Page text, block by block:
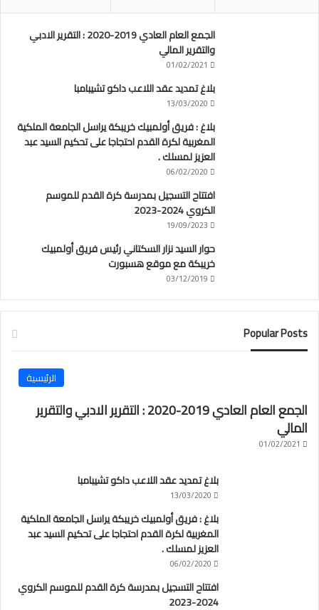
الجمع العام العادي 2019-2020 : التقرير الادبي
والتقرير المالي
01/02/2021
بلاغ تمديد عقد اللاعب داكو تشيبامبا
13/03/2020
بلاغ : فريق أولمبيك خريبكة يراسل الجامعة الملكية
المغربية لكرة القدم احتجاجا على تحكيم السيد عبد
العزيز لمسلك .
06/02/2020
افتتاح التسجيل بمدرسة كرة القدم للموسم
الكروي 2024-2023
19/09/2023
حوار السيد نزار السكتاني رئيس فريق أولمبيك
خريبكة مع موقع هسبورت
03/12/2019
Popular Posts
الرئيسية
الجمع العام العادي 2019-2020 : التقرير الادبي والتقرير
المالي
01/02/2021
بلاغ تمديد عقد اللاعب داكو تشيبامبا
13/03/2020
بلاغ : فريق أولمبيك خريبكة يراسل الجامعة الملكية
المغربية لكرة القدم احتجاجا على تحكيم السيد عبد
العزيز لمسلك .
06/02/2020
افتتاح التسجيل بمدرسة كرة القدم للموسم الكروي
2024-2023